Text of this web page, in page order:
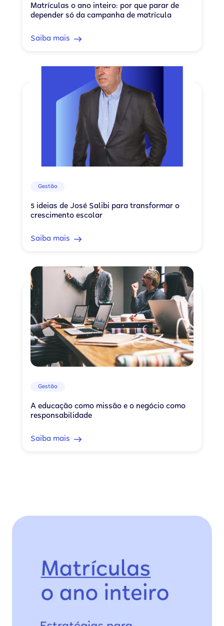
Matrículas o ano inteiro: por que parar de
depender só da campanha de matrícula
Saiba mais
Gestão
5 ideias de José Salibi para transformar o
crescimento escolar
Saiba mais
Gestão
A educação como missão e o negócio como
responsabilidade
Saiba mais